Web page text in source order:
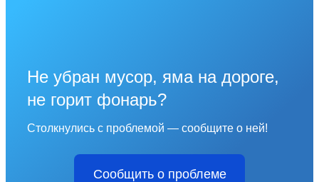
Не убран мусор, яма на дороге,
не горит фонарь?
Столкнулись с проблемой — сообщите о ней!
Сообщить о проблеме